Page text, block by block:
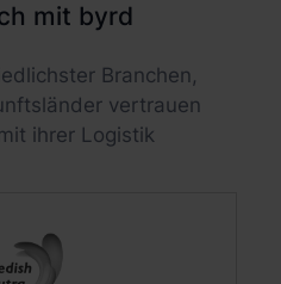
mit byrd
Branchen,
vertrauen
ihrer Logistik